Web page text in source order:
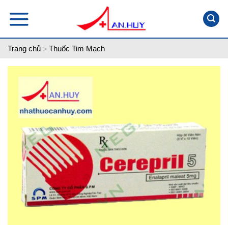
Trang chủ > Thuốc Tim Mạch